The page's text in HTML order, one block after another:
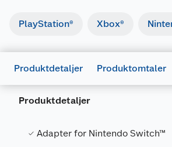
PlayStation® Xbox®
Produktdetaljer Produktomtaler
Produktdetaljer
Adapter for Nintendo Switch™